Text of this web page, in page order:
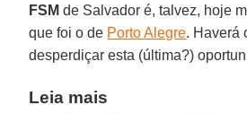
FSM de Salvador é, talvez, hoje
que foi o de Porto Alegre. Haverá
desperdiçar esta (última?)
Leia mais